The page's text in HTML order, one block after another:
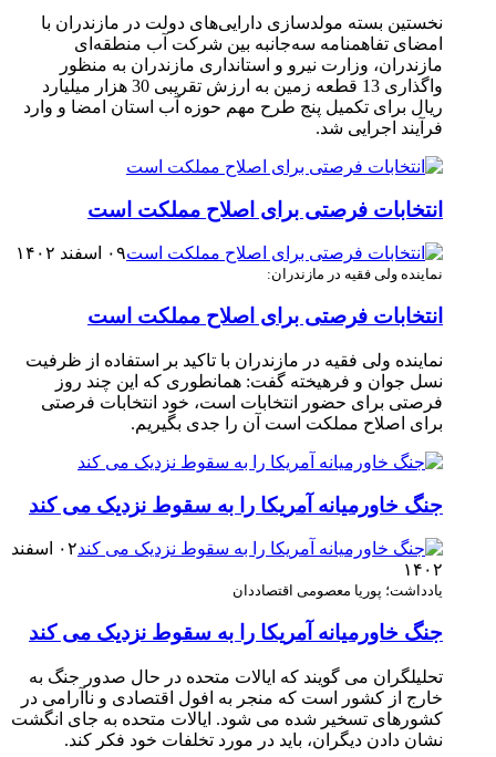
نخستین بسته مولدسازی دارایی‌های دولت در مازندران با
امضای تفاهمنامه سه‌جانبه بین شرکت آب منطقه‌ای
مازندران، وزارت نیرو و استانداری مازندران به منظور
واگذاری 13 قطعه زمین به ارزش تقریبی 30 هزار میلیارد
ریال برای تکمیل پنج طرح مهم حوزه آب استان امضا و وارد
فرآیند اجرایی شد. ‎
انتخابات فرصتی برای اصلاح مملکت است
۰۹ اسفند ۱۴۰۲
نماینده ولی فقیه در مازندران:
انتخابات فرصتی برای اصلاح مملکت است
نماینده ولی فقیه در مازندران با تاکید بر استفاده از ظرفیت
نسل جوان و فرهیخته گفت: همانطوری که این چند روز
فرصتی برای حضور انتخابات است، خود انتخابات فرصتی
برای اصلاح مملکت است آن را جدی بگیریم.
جنگ خاورمیانه آمریکا را به سقوط نزدیک می کند
۰۲ اسفند
۱۴۰۲
یادداشت؛ پوریا معصومی اقتصاددان
جنگ خاورمیانه آمریکا را به سقوط نزدیک می کند
تحلیلگران می گویند که ایالات متحده در حال صدور جنگ به
خارج از کشور است که منجر به افول اقتصادی و ناآرامی در
کشورهای تسخیر شده می شود. ایالات متحده به جای انگشت
نشان دادن دیگران، باید در مورد تخلفات خود فکر کند.